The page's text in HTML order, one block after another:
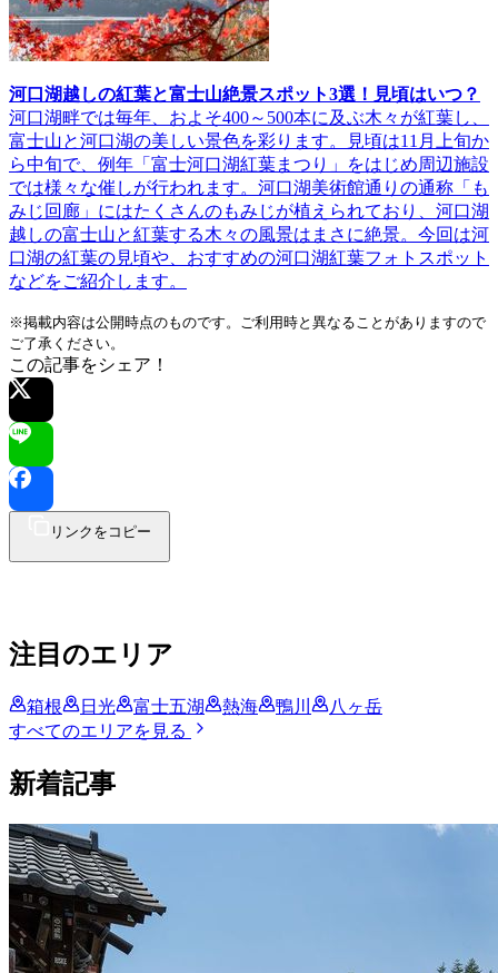
河口湖越しの紅葉と富士山絶景スポット3選！見頃はいつ？
河口湖畔では毎年、およそ400～500本に及ぶ木々が紅葉し、
富士山と河口湖の美しい景色を彩ります。見頃は11月上旬か
ら中旬で、例年「富士河口湖紅葉まつり」をはじめ周辺施設
では様々な催しが行われます。河口湖美術館通りの通称「も
みじ回廊」にはたくさんのもみじが植えられており、河口湖
越しの富士山と紅葉する木々の風景はまさに絶景。今回は河
口湖の紅葉の見頃や、おすすめの河口湖紅葉フォトスポット
などをご紹介します。
※掲載内容は公開時点のものです。ご利用時と異なることがありますので
ご了承ください。
この記事をシェア！
リンクをコピー
注目のエリア
箱根 日光 富士五湖 熱海 鴨川
八ヶ岳
すべてのエリアを見る
新着記事